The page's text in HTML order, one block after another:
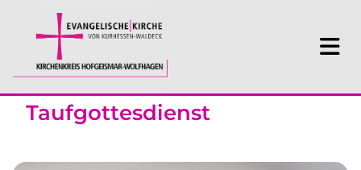
Taufgottesdienst